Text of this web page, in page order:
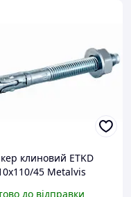
клиновий ETKD
45 Metalvis
до відправки